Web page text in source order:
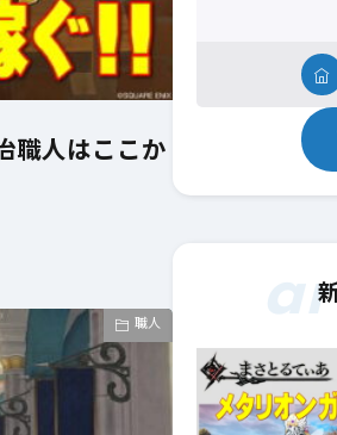
職人はここか
職人
ぶっちゃけ防具装備評価